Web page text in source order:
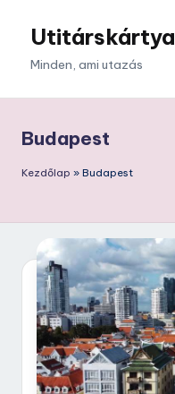
Utitárskártya
Minden, ami utazás
Budapest
Kezdőlap » Budapest